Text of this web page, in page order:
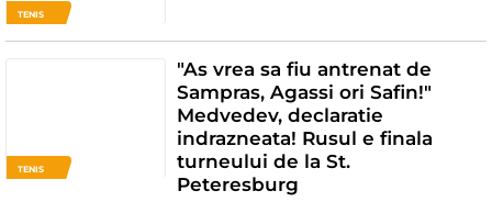
TENIS
TENIS
"As vrea sa fiu antrenat de
Sampras, Agassi ori Safin!"
Medvedev, declaratie
indrazneata! Rusul e finala
turneului de la St.
Peteresburg